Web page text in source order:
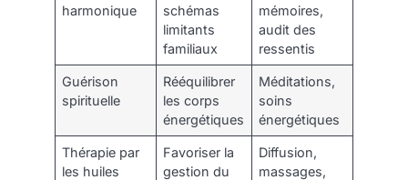
harmonique
schémas
limitants
familiaux
mémoires,
audit des
ressentis
Guérison
spirituelle
Rééquilibrer
les corps
énergétiques
Méditations,
soins
énergétiques
Thérapie par
les huiles
Favoriser la
gestion du
Diffusion,
massages,